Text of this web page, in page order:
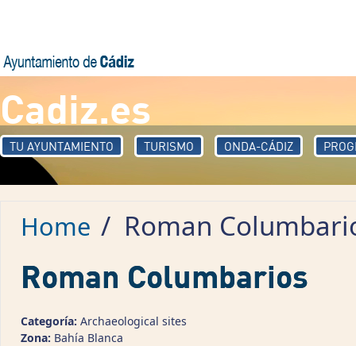
Cadiz.es
TU AYUNTAMIENTO TURISMO ONDA-CÁDIZ
Home / Roman
Roman Columbarios
Categoría: Archaeological sites
Zona: Bahía Blanca